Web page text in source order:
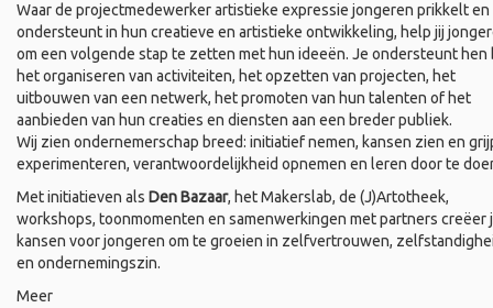
Waar de projectmedewerker artistieke expressie jongeren prikkelt en
ondersteunt in hun creatieve en artistieke ontwikkeling, help jij
om een volgende stap te zetten met hun ideeën. Je ondersteunt hen
het organiseren van activiteiten, het opzetten van projecten, het
uitbouwen van een netwerk, het promoten van hun talenten of het
aanbieden van hun creaties en diensten aan een breder publiek.
Wij zien ondernemerschap breed: initiatief nemen, kansen zien en
experimenteren, verantwoordelijkheid opnemen en leren door te
Met initiatieven als Den Bazaar, het Makerslab, de (J)Artotheek,
workshops, toonmomenten en samenwerkingen met partners creëer
kansen voor jongeren om te groeien in zelfvertrouwen,
en ondernemingszin.
Meer